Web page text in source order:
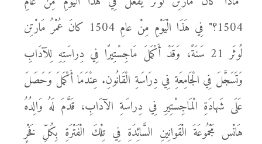
1504؟" فِي هَذَا الْيَوْمِ مِنْ عامِ 1504 كانَ عُمْرُ مَارْتِن
لُوثَر 21 سَنَةً، وَقَدْ أَكْمَلَ مَاجِسْتِيرًا فِي دِراسَتِهِ لِلآدَابِ
وَتَسَجَّلَ فِي الْجَامِعَةِ فِي دِرَاسَةِ الْقَانُونِ. عِنْدَمَا أَكْمَلَ وَحَصَلَ
عَلَى شَهادَةِ الْمَاجِسْتِيرِ فِي دِراسَةِ الآدَابِ، قَدَّمَ لَهُ وَالِدُهُ
هَانْس مَجْمُوعَةَ الْقَوانِينِ السَّائِدَةِ فِي تِلْكَ الْفَتْرَةِ بِكُلِّ فَخْرٍ